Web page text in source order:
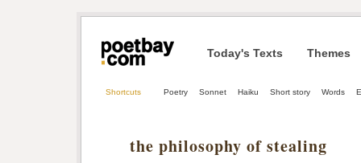
Today's Texts Themes
Shortcuts Poetry Sonnet Haiku Short story Words
the philosophy of stealing